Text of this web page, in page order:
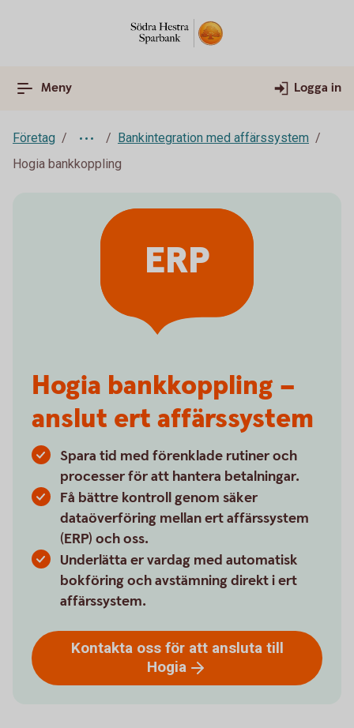
Meny Logga in
Företag
Bankintegration med affärssystem
Hogia bankkoppling
Hogia bankkoppling –
anslut ert affärssystem
Spara tid med förenklade rutiner och
processer för att hantera betalningar.
Få bättre kontroll genom säker
dataöverföring mellan ert affärssystem
(ERP) och oss.
Underlätta er vardag med automatisk
bokföring och avstämning direkt i ert
affärssystem.
Kontakta oss för att ansluta till
Hogia
ERP